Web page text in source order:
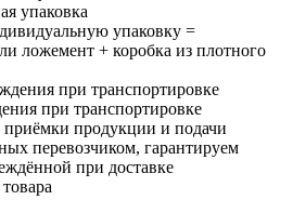
упаковка
упаковку =
ложемент + коробка из плотного
при транспортировке
продукции и подачи
перевозчиком, гарантируем
при доставке